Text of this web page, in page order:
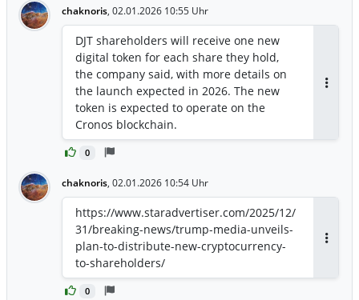
chaknoris, 02.01.2026 10:55 Uhr
0
DJT shareholders will receive one new
digital token for each share they hold,
the company said, with more details on
‍the launch expected in 2026. The new
token is ​expected to operate on the
Cronos blockchain.
chaknoris, 02.01.2026 10:54 Uhr
0
https://www.staradvertiser.com/2025/12/
31/breaking-news/trump-media-unveils-
plan-to-distribute-new-cryptocurrency-
to-shareholders/